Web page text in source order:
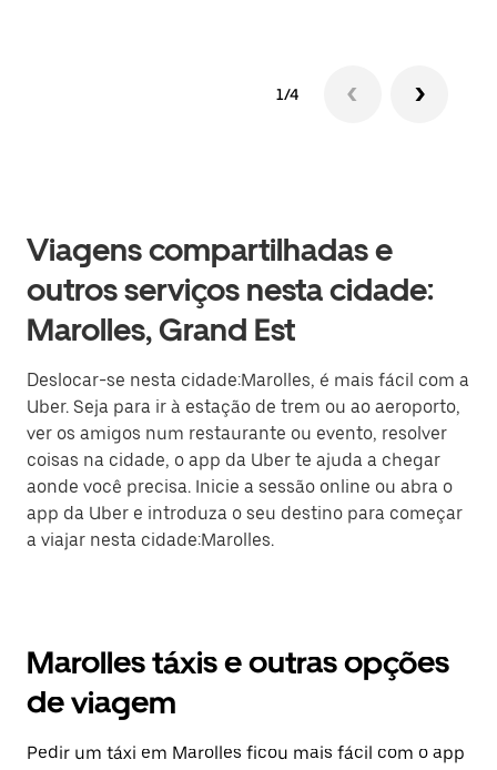
1/4
Viagens compartilhadas e
outros serviços nesta cidade:
Marolles, Grand Est
Deslocar-se nesta cidade:Marolles, é mais fácil com a
Uber. Seja para ir à estação de trem ou ao aeroporto,
ver os amigos num restaurante ou evento, resolver
coisas na cidade, o app da Uber te ajuda a chegar
aonde você precisa. Inicie a sessão online ou abra o
app da Uber e introduza o seu destino para começar
a viajar nesta cidade:Marolles.
Marolles táxis e outras opções
de viagem
Pedir um táxi em Marolles ficou mais fácil com o app